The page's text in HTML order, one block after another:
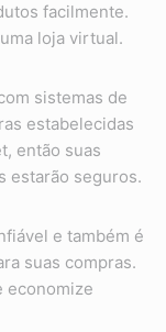
facilmente.
loja virtual.
sistemas de
estabelecidas
então suas
estarão seguros.
e também é
suas compras.
economize